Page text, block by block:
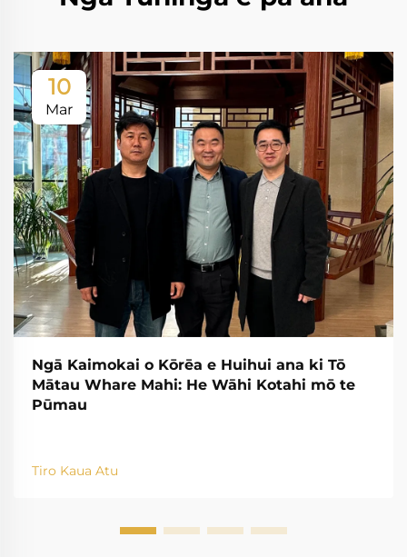
10
Mar
Ngā Kaimokai o Kōrēa e Huihui ana ki Tō
Mātau Whare Mahi: He Wāhi Kotahi mō te
Pūmau
Tiro Kaua Atu